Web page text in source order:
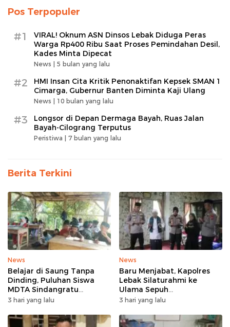
Pos Terpopuler
#1
VIRAL! Oknum ASN Dinsos Lebak Diduga Peras
Warga Rp400 Ribu Saat Proses Pemindahan Desil,
Kades Minta Dipecat
News | 5 bulan yang lalu
#2
HMI Insan Cita Kritik Penonaktifan Kepsek SMAN 1
Cimarga, Gubernur Banten Diminta Kaji Ulang
News | 10 bulan yang lalu
#3
Longsor di Depan Dermaga Bayah, Ruas Jalan
Bayah-Cilograng Terputus
Peristiwa | 7 bulan yang lalu
Berita Terkini
News
Belajar di Saung Tanpa
Dinding, Puluhan Siswa
MDTA Sindangratu
Panggarangan Bertahan
3 hari yang lalu
News
Baru Menjabat, Kapolres
Lebak Silaturahmi ke
Ulama Sepuh
Rangkasbitung
3 hari yang lalu